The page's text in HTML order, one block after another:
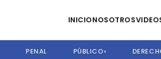
INICIONOSOTROS
PENAL PÚBLICO▾